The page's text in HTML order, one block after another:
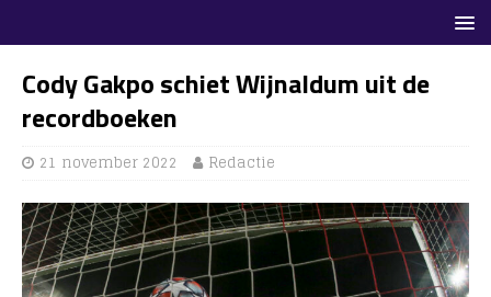
Cody Gakpo schiet Wijnaldum uit de
recordboeken
21 november 2022 Redactie